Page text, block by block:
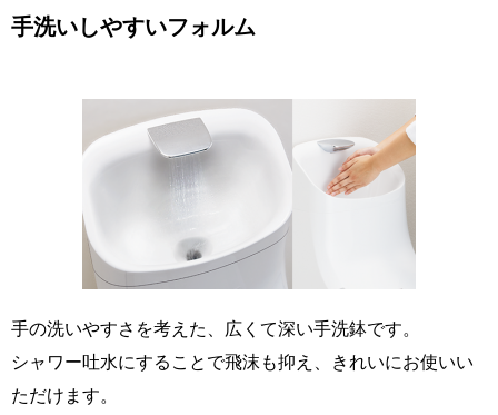
手洗いしやすいフォルム
手の洗いやすさを考えた、広くて深い手洗鉢です。
シャワー吐水にすることで飛沫も抑え、きれいにお使いい
ただけます。